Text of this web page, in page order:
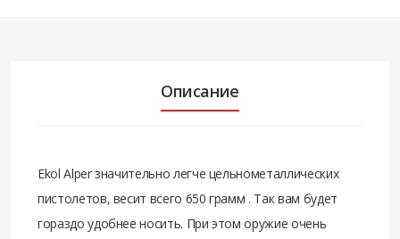
Описание
Ekol Alper значительно легче цельнометаллических
пистолетов, весит всего 650 грамм . Так вам будет
гораздо удобнее носить. При этом оружие очень